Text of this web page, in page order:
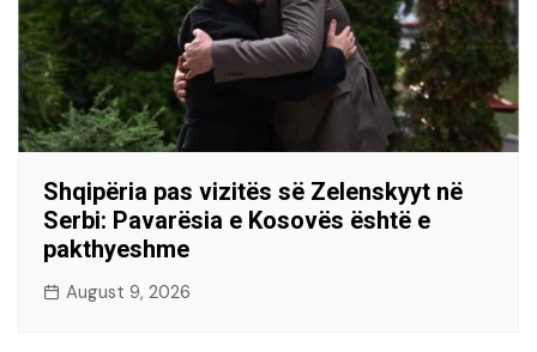
Shqipëria pas vizitës së Zelenskyyt në
Serbi: Pavarësia e Kosovës është e
pakthyeshme
August 9, 2026